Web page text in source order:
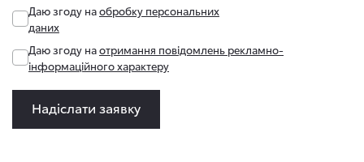
Даю згоду наобробку персональних
даних
Даю згоду наотримання повідомлень рекламно-
інформаційного характеру
Надіслати заявку